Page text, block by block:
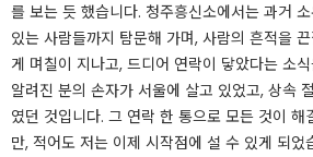
를 보는 듯 했습니다. ​​청주흥신소에서는 과거
있는 사람들까지 탐문해 가며, 사람의 흔적을
게 며칠이 지나고, 드디어 연락이 닿았다는 소
알려진 분의 손자가 서울에 살고 있었고, 상속
였던 것입니다. ​​그 연락 한 통으로 모든 것이 해
만, 적어도 저는 이제 시작점에 설 수 있게 되었